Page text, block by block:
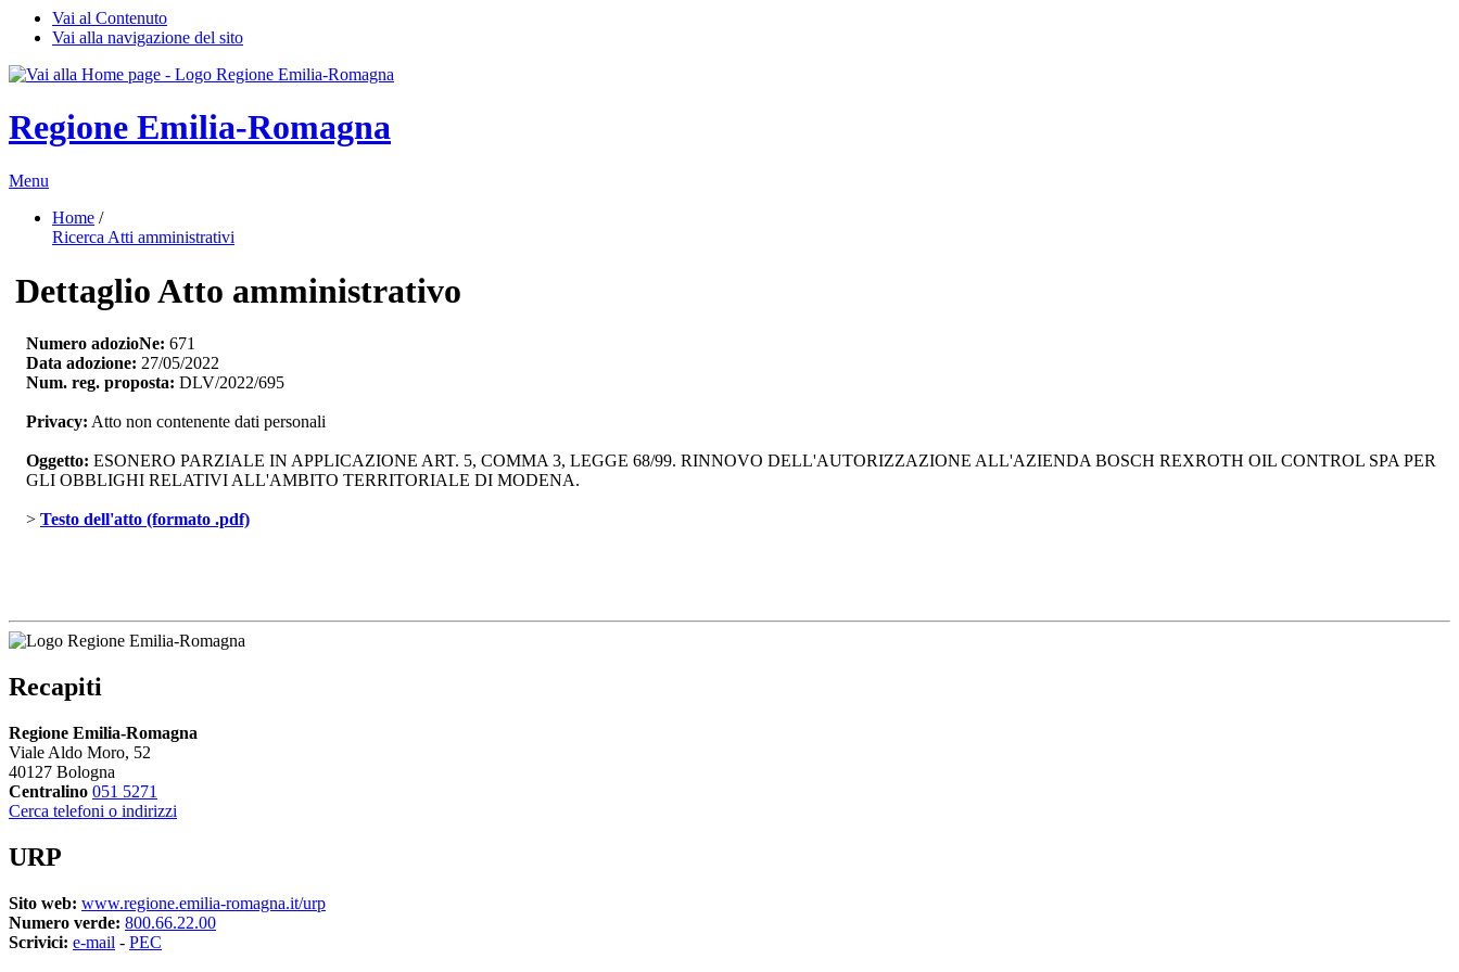
Vai al Contenuto
Vai alla navigazione del sito
Regione Emilia-Romagna
Menu
Home /
Ricerca Atti amministrativi
Dettaglio Atto amministrativo
Numero adozioNe: 671
Data adozione: 27/05/2022
Num. reg. proposta: DLV/2022/695
Privacy: Atto non contenente dati personali
Oggetto: ESONERO PARZIALE IN APPLICAZIONE ART. 5, COMMA 3, LEGGE 68/99. RINNOVO DELL'AUTORIZZAZIONE ALL'AZIENDA BOSCH REXROTH OIL CONTROL SPA PER
GLI OBBLIGHI RELATIVI ALL'AMBITO TERRITORIALE DI MODENA.
> Testo dell'atto (formato .pdf)
Recapiti
Regione Emilia-Romagna
Viale Aldo Moro, 52
40127 Bologna
Centralino 051 5271
Cerca telefoni o indirizzi
URP
Sito web: www.regione.emilia-romagna.it/urp
Numero verde: 800.66.22.00
Scrivici: e-mail - PEC